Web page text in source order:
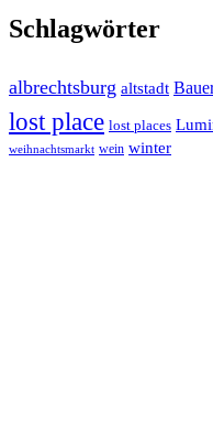
Schlagwörter
albrechtsburg altstadt
lost place lost places
weihnachtsmarkt wein winter